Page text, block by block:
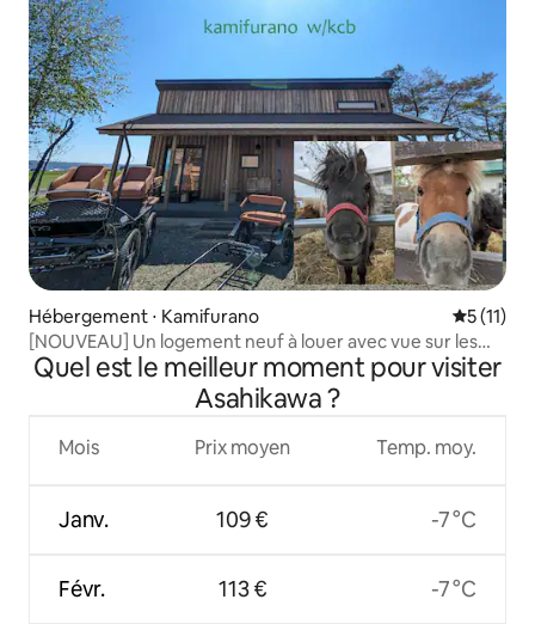
Hébergement ⋅ Kamifurano
5 (11)
[NOUVEAU] Un logement neuf à louer avec vue sur les
montagnes et la possibilité de passer du temps avec de
petits chevaux | HORSE STAY LODGE Kamifurano
Quel est le meilleur moment pour visiter
Asahikawa ?
Mois
Janv.
Févr.
Prix moyen
109 €
113 €
Temp. moy.
-7 °C
-7 °C